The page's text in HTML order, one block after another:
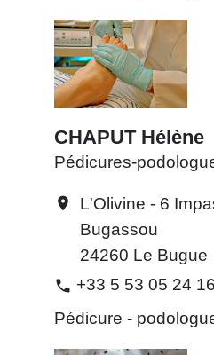
CHAPUT Hélène
Pédicures-
location_on
L'Olivine - 6
Bugassou
24260 Le Bugue
phone +33 5 53 05 24 16
Pédicure -